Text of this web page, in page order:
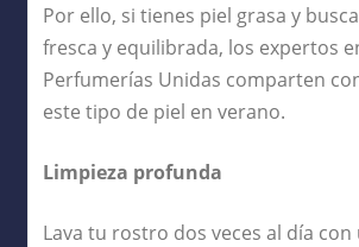
Por ello, si tienes piel grasa y
fresca y equilibrada, los expertos
Perfumerías Unidas comparten
este tipo de piel en verano.
Limpieza profunda
Lava tu rostro dos veces al día